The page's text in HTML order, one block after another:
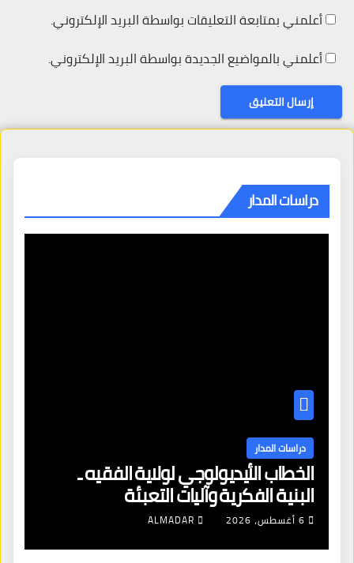
أعلمني بمتابعة التعليقات بواسطة البريد الإلكتروني.
أعلمني بالمواضيع الجديدة بواسطة البريد الإلكتروني.
دراسات المدار
دراسات المدار
الخطاب الأيديولوجي لولاية الفقيه ـ
البنية الفكرية وآليات التعبئة
6 أغسطس، 2026 ALMADAR